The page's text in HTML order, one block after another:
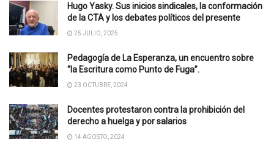
Hugo Yasky. Sus inicios sindicales, la conformación
de la CTA y los debates políticos del presente
25 JULIO, 2025
Pedagogía de La Esperanza, un encuentro sobre
“la Escritura como Punto de Fuga”.
23 OCTUBRE, 2024
Docentes protestaron contra la prohibición del
derecho a huelga y por salarios
14 AGOSTO, 2024